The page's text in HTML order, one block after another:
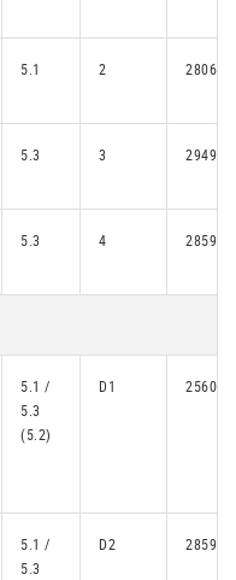
5.1 2 28069
5.3 3 29492
5.3 4 28593
5.1 /
5.3
(5.2)
D1 25605
5.1 /
5.3
D2 28593